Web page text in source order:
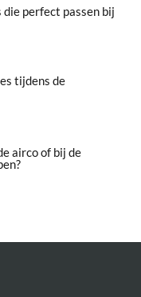
perfect passen bij
tijdens de
airco of bij de